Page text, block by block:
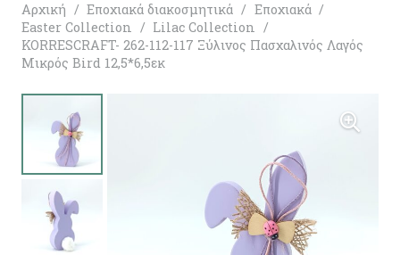
Αρχική / Εποχιακά διακοσμητικά / Εποχιακά /
Easter Collection / Lilac Collection /
KORRESCRAFT- 262-112-117 Ξύλινος Πασχαλινός Λαγός
Μικρός Bird 12,5*6,5εκ